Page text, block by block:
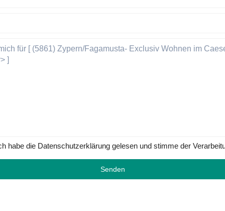
habe die Datenschutzerklärung gelesen und stimme der